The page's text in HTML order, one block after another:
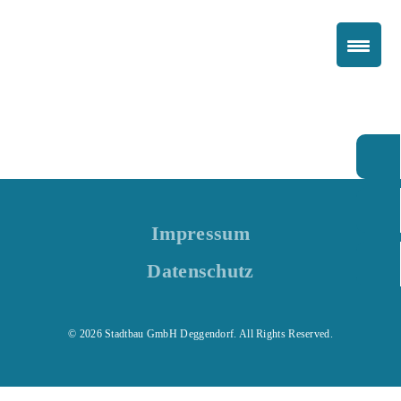
Impressum
Datenschutz
© 2026 Stadtbau GmbH Deggendorf. All Rights Reserved.